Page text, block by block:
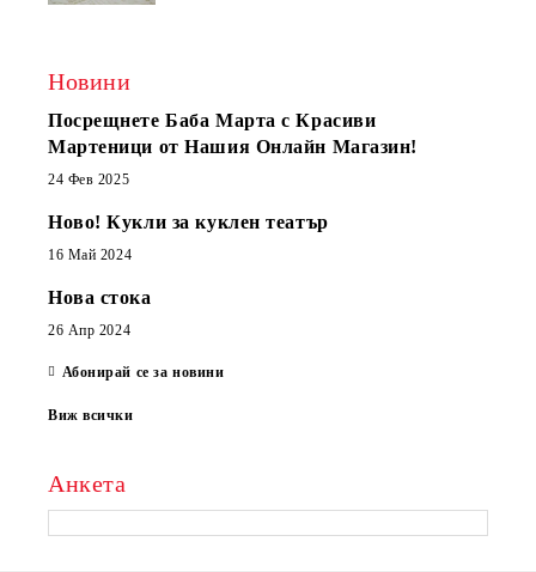
Новини
Посрещнете Баба Марта с Красиви
Мартеници от Нашия Онлайн Магазин!
24 Фев 2025
Ново! Кукли за куклен театър
16 Май 2024
Нова стока
26 Апр 2024
Абонирай се за новини
Виж всички
Анкета